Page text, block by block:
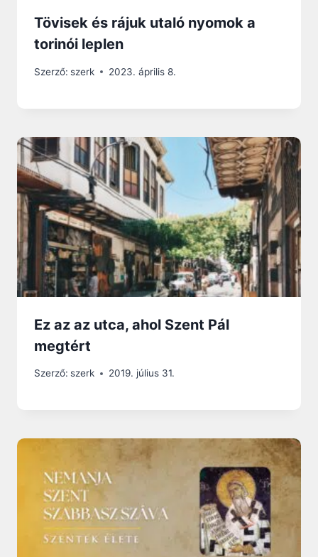
Tövisek és rájuk utaló nyomok a
torinói leplen
Szerző: szerk 2023. április 8.
Ez az az utca, ahol Szent Pál
megtért
Szerző: szerk 2019. július 31.